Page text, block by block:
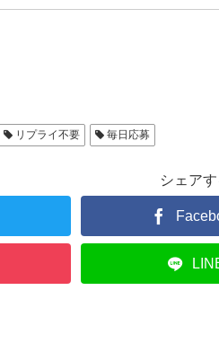
リプライ不要 毎日応募
シェアす